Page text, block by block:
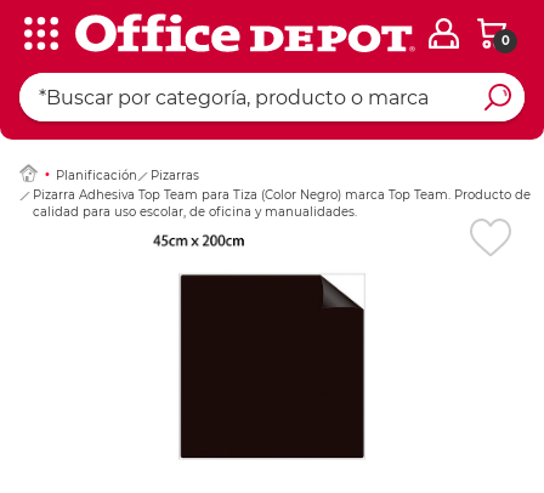
0
Planificación
Pizarras
Pizarra Adhesiva Top Team para Tiza (Color Negro) marca Top Team. Producto de
calidad para uso escolar, de oficina y manualidades.
Ingresar Codigo